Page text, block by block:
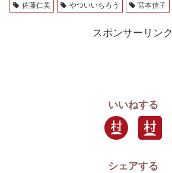
佐藤仁美 やついいちろう 宮本信子
スポンサーリンク
いいねする
シェアする